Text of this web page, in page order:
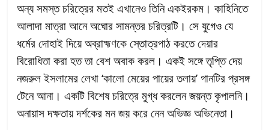
অন্য সমস্ত চরিত্রের মতই এখানেও তিনি একইরকম। কাহিনিতে
আলাদা মাত্রা আনে অঘোর সামন্তর চরিত্রটি। সে যুগেও যে
ধর্মের দোহাই দিয়ে অব্রাহ্মণকে স্তোত্রপাঠ করতে দেয়ার
বিরোধিতা করা হত তা বেশ অবাক করল। একই সঙ্গে তৃপ্তি দেয়
নজরুল ইসলামের লেখা ‘কালো মেয়ের পায়ের তলায়’ গানটির প্রসঙ্গ
টেনে আনা। একটি বিশেষ চরিত্রে মুগ্ধ করলেন জয়ন্ত কৃপালনি।
অনায়াস দক্ষতায় দর্শকের মন জয় করে নেন অভিজ্ঞ অভিনেতা।